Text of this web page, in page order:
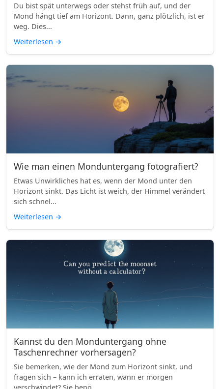
Du bist spät unterwegs oder stehst früh auf, und der
Mond hängt tief am Horizont. Dann, ganz plötzlich, ist er
weg. Dies...
Weiterlesen →
Wie man einen Monduntergang fotografiert?
Etwas Unwirkliches hat es, wenn der Mond unter den
Horizont sinkt. Das Licht ist weich, der Himmel verändert
sich schnel...
Weiterlesen →
Kannst du den Monduntergang ohne
Taschenrechner vorhersagen?
Sie bemerken, wie der Mond zum Horizont sinkt, und
fragen sich – kann ich erraten, wann er morgen